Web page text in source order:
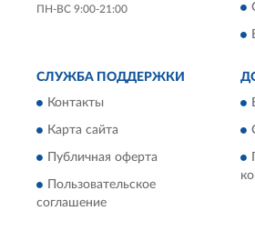
ПН-ВС 9:00-21:00
СЛУЖБА ПОДДЕРЖКИ
Контакты
Карта сайта
Публичная оферта
Пользовательское
соглашение